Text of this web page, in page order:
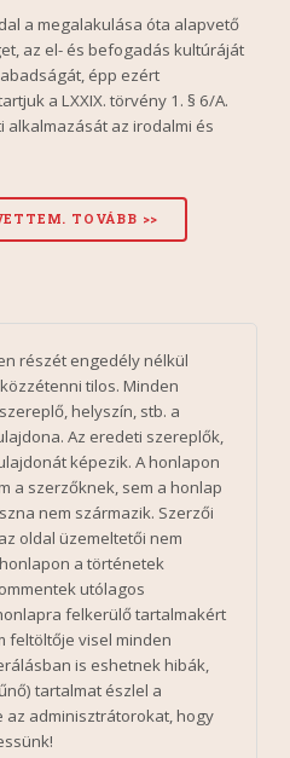
a megalakulása óta alapvető
az el- és befogadás kultúráját
épp ezért
a LXXIX. törvény 1. § 6/A.
az irodalmi és
részét engedély nélkül
tilos. Minden
helyszín, stb. a
Az eredeti szereplők,
képezik. A honlapon
a szerzőknek, sem a honlap
nem származik. Szerzői
oldal üzemeltetői nem
a történetek
utólagos
felkerülő tartalmakért
feltöltője visel minden
is eshetnek hibák,
tartalmat észlel a
adminisztrátorokat, hogy